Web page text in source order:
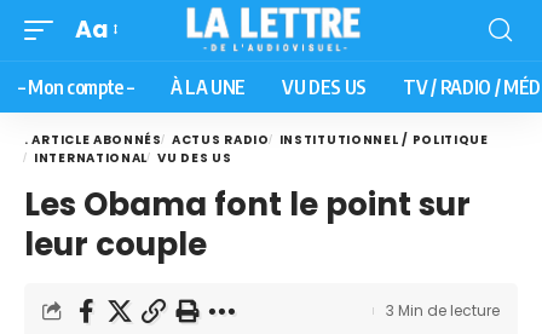
Aa
– Mon compte – À LA UNE VU DES US TV / RADIO /
. ARTICLE ABONNÉS ACTUS RADIO
INSTITUTIONNEL / POLITIQUE
INTERNATIONAL VU DES US
Les Obama font le point sur
leur couple
3 Min de lecture